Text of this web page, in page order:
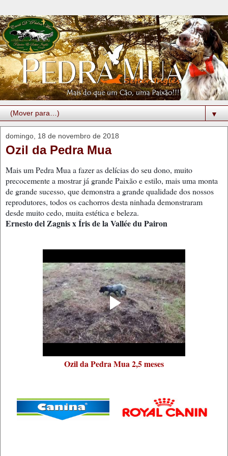
▼
domingo, 18 de novembro de 2018
Ozil da Pedra Mua
Mais um Pedra Mua a fazer as delícias do seu dono, muito
precocemente a mostrar já grande Paixão e estilo, mais uma monta
de grande sucesso, que demonstra a grande qualidade dos nossos
reprodutores, todos os cachorros desta ninhada demonstraram
desde muito cedo, muita estética e beleza.
Ernesto del Zagnis x Íris de la Vallée du Pairon
Ozil da Pedra Mua 2,5 meses